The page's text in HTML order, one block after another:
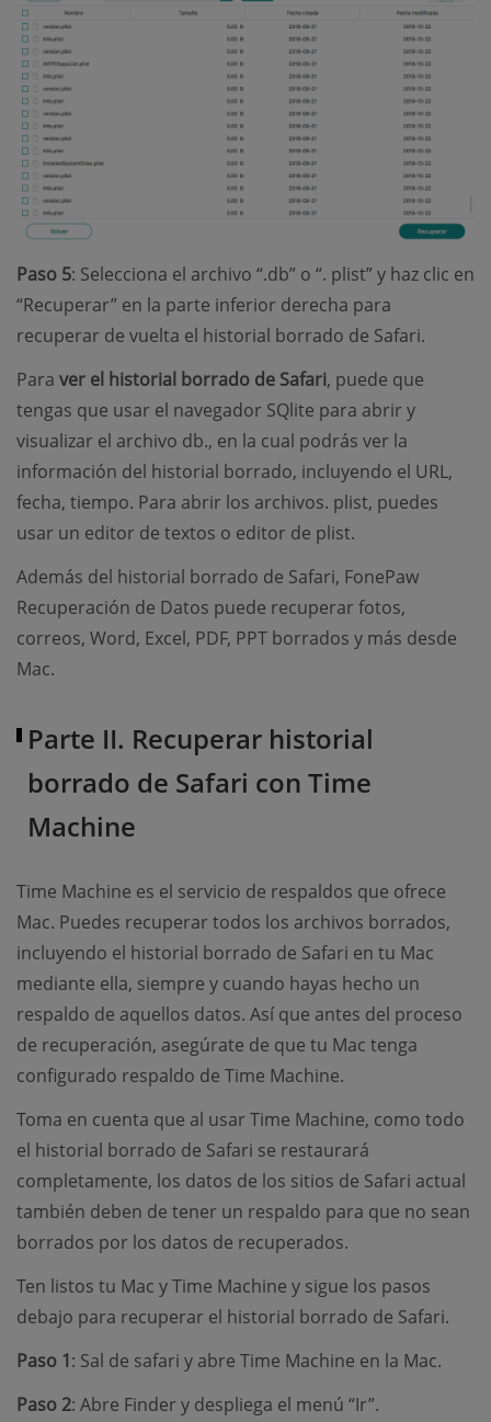
Paso 5: Selecciona el archivo “.db” o “. plist” y haz clic en
“Recuperar” en la parte inferior derecha para
recuperar de vuelta el historial borrado de Safari.
Para ver el historial borrado de Safari, puede que
tengas que usar el navegador SQlite para abrir y
visualizar el archivo db., en la cual podrás ver la
información del historial borrado, incluyendo el URL,
fecha, tiempo. Para abrir los archivos. plist, puedes
usar un editor de textos o editor de plist.
Además del historial borrado de Safari, FonePaw
Recuperación de Datos puede recuperar fotos,
correos, Word, Excel, PDF, PPT borrados y más desde
Mac.
Parte II. Recuperar historial
borrado de Safari con Time
Machine
Time Machine es el servicio de respaldos que ofrece
Mac. Puedes recuperar todos los archivos borrados,
incluyendo el historial borrado de Safari en tu Mac
mediante ella, siempre y cuando hayas hecho un
respaldo de aquellos datos. Así que antes del proceso
de recuperación, asegúrate de que tu Mac tenga
configurado respaldo de Time Machine.
Toma en cuenta que al usar Time Machine, como todo
el historial borrado de Safari se restaurará
completamente, los datos de los sitios de Safari actual
también deben de tener un respaldo para que no sean
borrados por los datos de recuperados.
Ten listos tu Mac y Time Machine y sigue los pasos
debajo para recuperar el historial borrado de Safari.
Paso 1: Sal de safari y abre Time Machine en la Mac.
Paso 2: Abre Finder y despliega el menú “Ir”.